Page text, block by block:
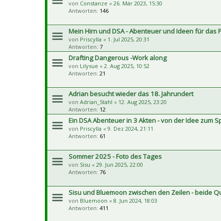
von Constanze « 26. Mär 2023, 15:30
Antworten: 146
Mein Hirn und DSA - Abenteuer und Ideen für das
von Priscylla « 1. Jul 2025, 20:31
Antworten: 7
Drafting Dangerous -Work along
von Lilysue « 2. Aug 2025, 10:52
Antworten: 21
Adrian besucht wieder das 18. Jahrundert
von Adrian_Stahl « 12. Aug 2025, 23:20
Antworten: 12
Ein DSA Abenteuer in 3 Akten - von der Idee zum
von Priscylla « 9. Dez 2024, 21:11
Antworten: 61
Sommer 2025 - Foto des Tages
von Sisu « 29. Jun 2025, 22:00
Antworten: 76
Sisu und Bluemoon zwischen den Zeilen - beide
von Bluemoon « 8. Jun 2024, 18:03
Antworten: 411